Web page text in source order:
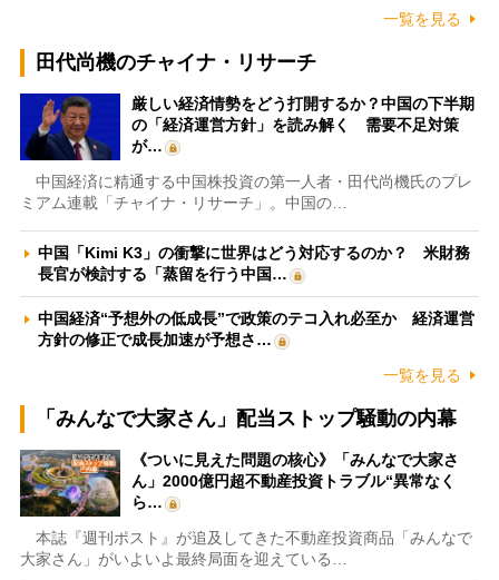
一覧を見る
田代尚機のチャイナ・リサーチ
厳しい経済情勢をどう打開するか？中国の下半期
の「経済運営方針」を読み解く 需要不足対策
が…
中国経済に精通する中国株投資の第一人者・田代尚機氏のプレ
ミアム連載「チャイナ・リサーチ」。中国の…
中国「Kimi K3」の衝撃に世界はどう対応するのか？ 米財務
長官が検討する「蒸留を行う中国…
中国経済“予想外の低成長”で政策のテコ入れ必至か 経済運営
方針の修正で成長加速が予想さ…
一覧を見る
「みんなで大家さん」配当ストップ騒動の内幕
《ついに見えた問題の核心》「みんなで大家さ
ん」2000億円超不動産投資トラブル“異常なく
ら…
本誌『週刊ポスト』が追及してきた不動産投資商品「みんなで
大家さん」がいよいよ最終局面を迎えている…